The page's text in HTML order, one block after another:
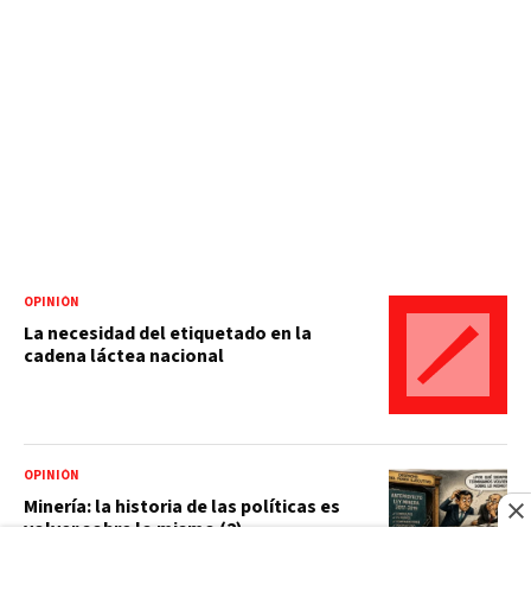
OPINIÓN
La necesidad del etiquetado en la
cadena láctea nacional
OPINIÓN
Minería: la historia de las políticas es
volver sobre lo mismo (2)